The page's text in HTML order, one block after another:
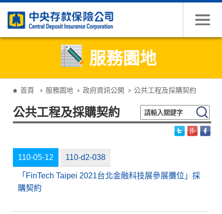
服務園地
首頁 服務園地 政府資訊公開 公共工程及採購契約
公共工程及採購契約 請輸入關鍵字 搜尋
110-05-12
「FinTech Taipei 2021台北金融科技展參展攤位」採
購契約
110-d2-038